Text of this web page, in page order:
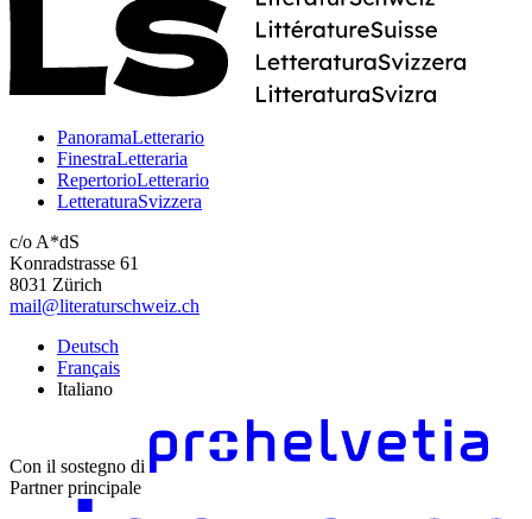
PanoramaLetterario
FinestraLetteraria
RepertorioLetterario
LetteraturaSvizzera
c/o A*dS
Konradstrasse 61
8031 Zürich
mail@literaturschweiz.ch
Deutsch
Français
Italiano
Con il sostegno di
Partner principale